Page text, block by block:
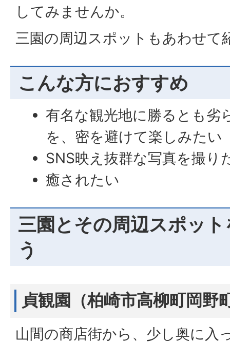
してみませんか。
三園の周辺スポットもあわせて
こんな方におすすめ
有名な観光地に勝るとも劣
を、密を避けて楽しみたい
SNS映え抜群な写真を撮り
癒されたい
三園とその周辺スポッ
う
貞観園（柏崎市高柳町岡野
山間の商店街から、少し奥に入